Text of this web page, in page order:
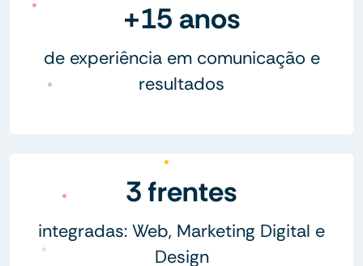
+15 anos
de experiência em comunicação e
resultados
3 frentes
integradas: Web, Marketing Digital e
Design